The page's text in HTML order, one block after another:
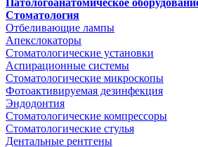
Патологоанатомическое
Стоматология
Отбеливающие лампы
Апекслокаторы
Стоматологические установки
Аспирационные системы
Стоматологические микроскопы
Фотоактивируемая дезинфекция
Эндодонтия
Стоматологические компрессоры
Стоматологические стулья
Дентальные рентгены